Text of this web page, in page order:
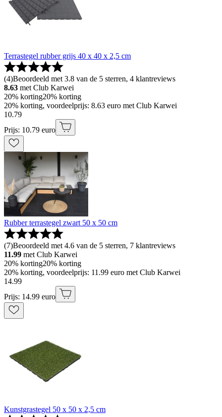
Terrastegel rubber grijs 40 x 40 x 2,5 cm
(4)Beoordeeld met 3.8 van de 5 sterren, 4 klantreviews
8.63 met Club Karwei
20% korting20% korting
20% korting, voordeelprijs: 8.63 euro met Club Karwei
10.79
Prijs: 10.79 euro
Rubber terrastegel zwart 50 x 50 cm
(7)Beoordeeld met 4.6 van de 5 sterren, 7 klantreviews
11.99 met Club Karwei
20% korting20% korting
20% korting, voordeelprijs: 11.99 euro met Club Karwei
14.99
Prijs: 14.99 euro
Kunstgrastegel 50 x 50 x 2,5 cm